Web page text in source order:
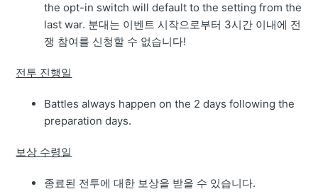
the opt-in switch will default to the setting from the
last war. 분대는 이벤트 시작으로부터 3시간 이내에 전
쟁 참여를 신청할 수 없습니다!
전투 진행일
Battles always happen on the 2 days following the
preparation days.
보상 수령일
종료된 전투에 대한 보상을 받을 수 있습니다.